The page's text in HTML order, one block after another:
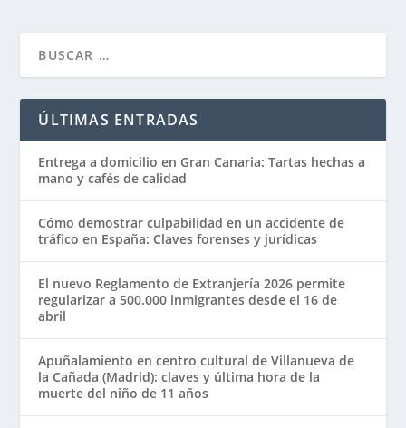
ÚLTIMAS ENTRADAS
Entrega a domicilio en Gran Canaria: Tartas hechas a
mano y cafés de calidad
Cómo demostrar culpabilidad en un accidente de
tráfico en España: Claves forenses y jurídicas
El nuevo Reglamento de Extranjería 2026 permite
regularizar a 500.000 inmigrantes desde el 16 de
abril
Apuñalamiento en centro cultural de Villanueva de
la Cañada (Madrid): claves y última hora de la
muerte del niño de 11 años